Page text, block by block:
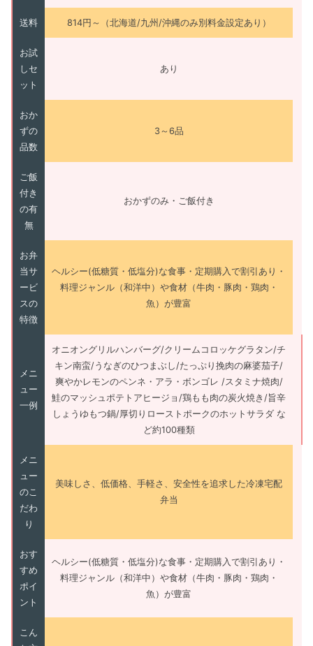
送料 814円～（北海道/九州/沖縄のみ別料金設定あり）
お試
しセ
ット
あり
おか
ずの
品数
3～6品
ご飯
付き
の有
無
おかずのみ・ご飯付き
お弁
当サ
ービ
スの
特徴
ヘルシー(低糖質・低塩分)な食事・定期購入で割引あり・
料理ジャンル（和洋中）や食材（牛肉・豚肉・鶏肉・
魚）が豊富
メニ
ュー
一例
オニオングリルハンバーグ/クリームコロッケグラタン/チ
キン南蛮/うなぎのひつまぶし/たっぷり挽肉の麻婆茄子/
爽やかレモンのペンネ・アラ・ボンゴレ /スタミナ焼肉/
鮭のマッシュポテトアヒージョ/鶏もも肉の炭火焼き/旨辛
しょうゆもつ鍋/厚切りローストポークのホットサラダ な
ど約100種類
メニ
ュー
のこ
だわ
り
美味しさ、低価格、手軽さ、安全性を追求した冷凍宅配
弁当
おす
すめ
ポイ
ント
ヘルシー(低糖質・低塩分)な食事・定期購入で割引あり・
料理ジャンル（和洋中）や食材（牛肉・豚肉・鶏肉・
魚）が豊富
こん